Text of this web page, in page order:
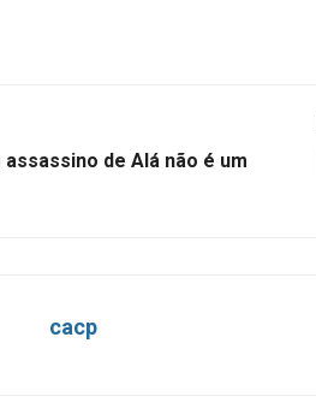
assassino de Alá não é um
cacp